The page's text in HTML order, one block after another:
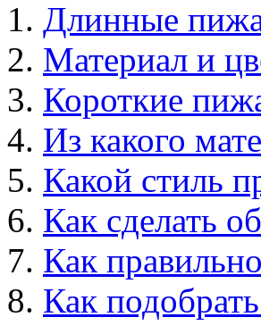
Длинные
Материал и
Короткие
Из какого
Какой стиль
Как сделать
Как
Как